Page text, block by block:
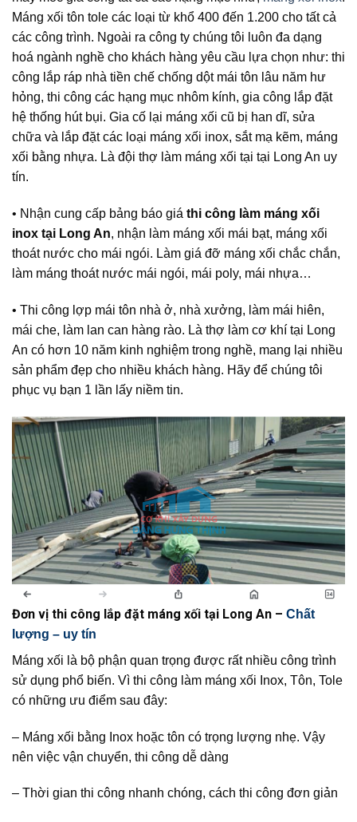
Máng xối tôn tole các loại từ khổ 400 đến 1.200 cho tất cả
các công trình. Ngoài ra công ty chúng tôi luôn đa dạng
hoá ngành nghề cho khách hàng yêu cầu lựa chọn như: thi
công lắp ráp nhà tiền chế chống dột mái tôn lâu năm hư
hỏng, thi công các hạng mục nhôm kính, gia công lắp đặt
hệ thống hút bụi. Gia cố lại máng xối cũ bị han dĩ, sửa
chữa và lắp đặt các loại máng xối inox, sắt mạ kẽm, máng
xối bằng nhựa. Là đội thợ làm máng xối tại tại Long An uy
tín.
• Nhận cung cấp bảng báo giá thi công làm máng xối
inox tại Long An, nhận làm máng xối mái bạt, máng xối
thoát nước cho mái ngói. Làm giá đỡ máng xối chắc chắn,
làm máng thoát nước mái ngói, mái poly, mái nhựa…
• Thi công lợp mái tôn nhà ở, nhà xưởng, làm mái hiên,
mái che, làm lan can hàng rào. Là thợ làm cơ khí tại Long
An có hơn 10 năm kinh nghiệm trong nghề, mang lại nhiều
sản phẩm đẹp cho nhiều khách hàng. Hãy để chúng tôi
phục vụ bạn 1 lần lấy niềm tin.
Đơn vị thi công lắp đặt máng xối tại Long An – Chất
lượng – uy tín
Máng xối là bộ phận quan trọng được rất nhiều công trình
sử dụng phổ biến. Vì thi công làm máng xối Inox, Tôn, Tole
có những ưu điểm sau đây:
– Máng xối bằng Inox hoặc tôn có trọng lượng nhẹ. Vậy
nên việc vận chuyển, thi công dễ dàng
– Thời gian thi công nhanh chóng, cách thi công đơn giản